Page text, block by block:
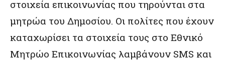
στοιχεία επικοινωνίας που τηρούνται στα
μητρώα του Δημοσίου. Οι πολίτες που έχουν
καταχωρίσει τα στοιχεία τους στο Εθνικό
Μητρώο Επικοινωνίας λαμβάνουν SMS και